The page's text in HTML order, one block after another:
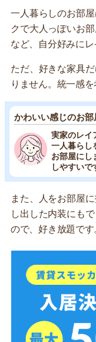
一人暮らしのお部
クで大人っぽいお
など、自分好みにレ
ただ、好きな家具
りません。統一感
かわいい感じのお部
実家のレイ
一人暮らし
お部屋にし
しやすいで
また、人をお部屋
し出した内装にも
ので、好き放題です